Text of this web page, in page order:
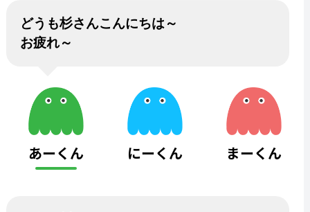
どうも杉さんこんにちは～
お疲れ～
あーくん にーくん まーくん